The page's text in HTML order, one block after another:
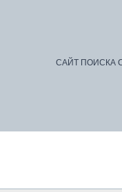
САЙТ ПОИСКА